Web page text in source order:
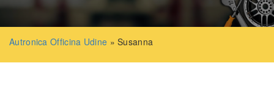
Autronica Officina Udine »Susanna